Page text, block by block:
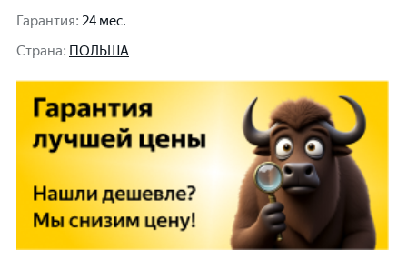
Гарантия: 24 мес.
Cтрана: ПОЛЬША